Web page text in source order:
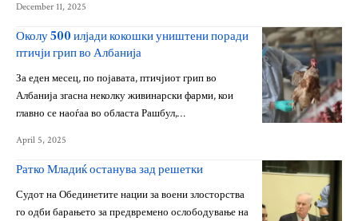
December 11, 2025
Околу 500 илјади кокошки уништени поради
птичји грип во Албанија
За еден месец, по појавата, птичјиот грип во
Албанија згасна неколку живинарски фарми, кои
главно се наоѓаа во областа Рашбул,…
April 5, 2025
Ратко Младиќ останува зад решетки
Судот на Обединетите нации за воени злосторства
го одби барањето за предвремено ослободување на